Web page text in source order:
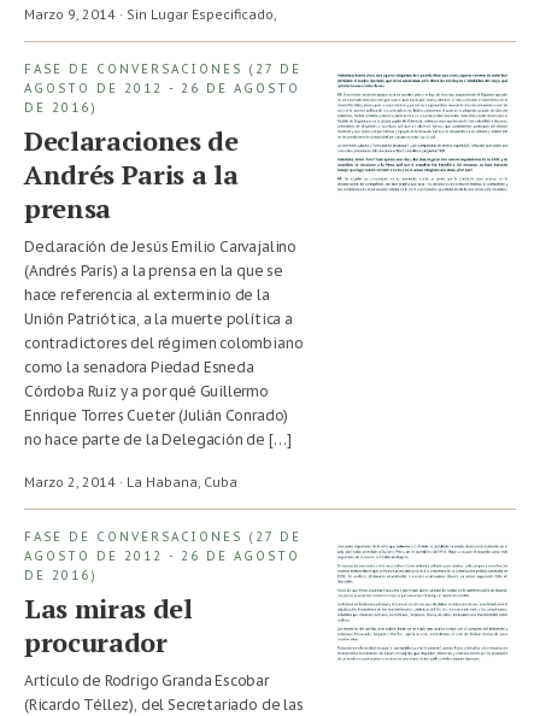
Marzo 9, 2014 · Sin Lugar Especificado,
FASE DE CONVERSACIONES (27 DE
AGOSTO DE 2012 - 26 DE AGOSTO
DE 2016)
Declaraciones de
Andrés Paris a la
prensa
Declaración de Jesús Emilio Carvajalino
(Andrés París) a la prensa en la que se
hace referencia al exterminio de la
Unión Patriótica, a la muerte política a
contradictores del régimen colombiano
como la senadora Piedad Esneda
Córdoba Ruiz y a por qué Guillermo
Enrique Torres Cueter (Julián Conrado)
no hace parte de la Delegación de […]
Marzo 2, 2014 · La Habana, Cuba
FASE DE CONVERSACIONES (27 DE
AGOSTO DE 2012 - 26 DE AGOSTO
DE 2016)
Las miras del
procurador
Artículo de Rodrigo Granda Escobar
(Ricardo Téllez), del Secretariado de las